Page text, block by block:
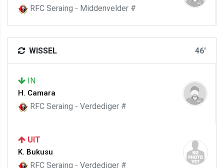
RFC Seraing - Middenvelder #
WISSEL 46'
IN
H. Camara
RFC Seraing - Verdediger #
UIT
K. Bukusu
RFC Seraing - Verdediger #